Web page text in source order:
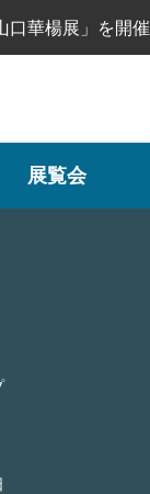
口華楊展」を開
展覧会